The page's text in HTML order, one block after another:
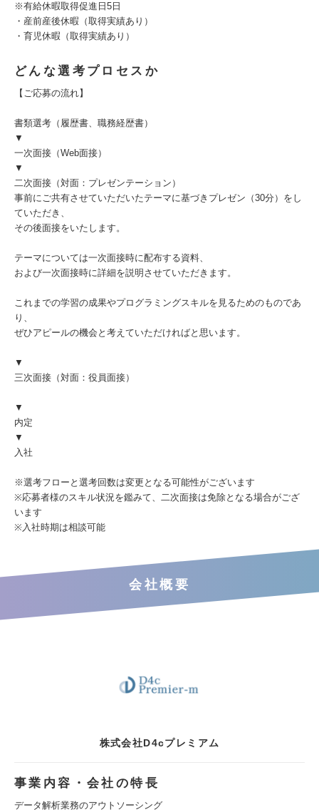
※有給休暇取得促進日5日
・産前産後休暇（取得実績あり）
・育児休暇（取得実績あり）
どんな選考プロセスか
【ご応募の流れ】
書類選考（履歴書、職務経歴書）
▼
一次面接（Web面接）
▼
二次面接（対面：プレゼンテーション）
事前にご共有させていただいたテーマに基づきプレゼン（30分）をし
ていただき、
その後面接をいたします。
テーマについては一次面接時に配布する資料、
および一次面接時に詳細を説明させていただきます。
これまでの学習の成果やプログラミングスキルを見るためのものであ
り、
ぜひアピールの機会と考えていただければと思います。
▼
三次面接（対面：役員面接）
▼
内定
▼
入社
※選考フローと選考回数は変更となる可能性がございます
※応募者様のスキル状況を鑑みて、二次面接は免除となる場合がござ
います
※入社時期は相談可能
会社概要
株式会社D4cプレミアム
事業内容・会社の特長
データ解析業務のアウトソーシング